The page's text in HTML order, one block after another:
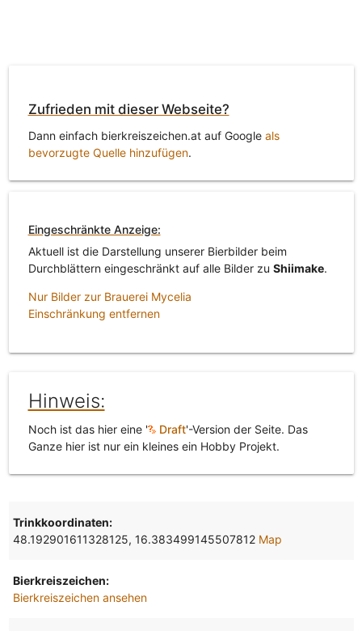
Zufrieden mit dieser Webseite?
Dann einfach bierkreiszeichen.at auf Google als
bevorzugte Quelle hinzufügen.
Eingeschränkte Anzeige:
Aktuell ist die Darstellung unserer Bierbilder beim
Durchblättern eingeschränkt auf alle Bilder zu Shiimake.
Nur Bilder zur Brauerei Mycelia
Einschränkung entfernen
Hinweis:
Noch ist das hier eine ' Draft'-Version der Seite. Das
Ganze hier ist nur ein kleines ein Hobby Projekt.
Trinkkoordinaten:
48.192901611328125, 16.383499145507812 Map
Bierkreiszeichen:
Bierkreiszeichen ansehen